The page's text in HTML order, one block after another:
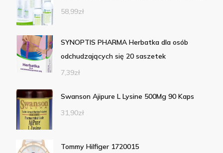
58,99zł
SYNOPTIS PHARMA Herbatka dla osób
odchudzających się 20 saszetek
7,39zł
Swanson Ajipure L Lysine 500Mg 90 Kaps
31,90zł
Tommy Hilfiger 1720015